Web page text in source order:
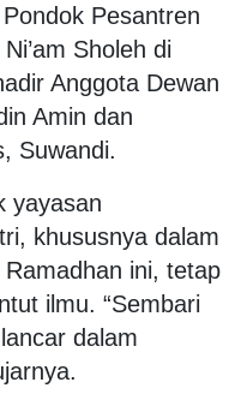
Pesantren
Sholeh di
Anggota Dewan
Amin dan
Suwandi.
yayasan
khususnya dalam
ini, tetap
ilmu. “Sembari
dalam